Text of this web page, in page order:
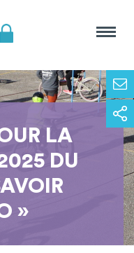
LA
DU
»